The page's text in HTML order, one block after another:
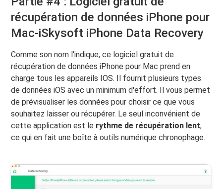
récupération de données iPhone pour
Mac-iSkysoft iPhone Data Recovery
Comme son nom l'indique, ce logiciel gratuit de
récupération de données iPhone pour Mac prend en
charge tous les appareils IOS. Il fournit plusieurs types
de données iOS avec un minimum d'effort. Il vous permet
de prévisualiser les données pour choisir ce que vous
souhaitez laisser ou récupérer. Le seul inconvénient de
cette application est le rythme de récupération lent,
ce qui en fait une boîte à outils numérique chronophage.